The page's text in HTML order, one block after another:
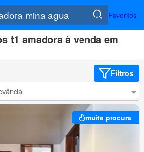
Favoritos
t1 amadora à venda em
Filtros
muita procura